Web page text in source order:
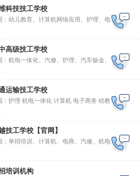
科技技工学校
：幼儿教育、计算机网络应用、护理、电
维修、电气自动化设备安装与维修等专
高级技工学校
：机电一体化、汽修、护理、汽车钣金、
容、焊工、数控车工、电工、美容美
农机维修、食品加工、市场营销、电子
运输技工学校
：护理 机电一体化 计算机 电子商务 幼教
运输
技工学校【官网】
：单招培训、计算机、电商、汽修、机电
培训机构